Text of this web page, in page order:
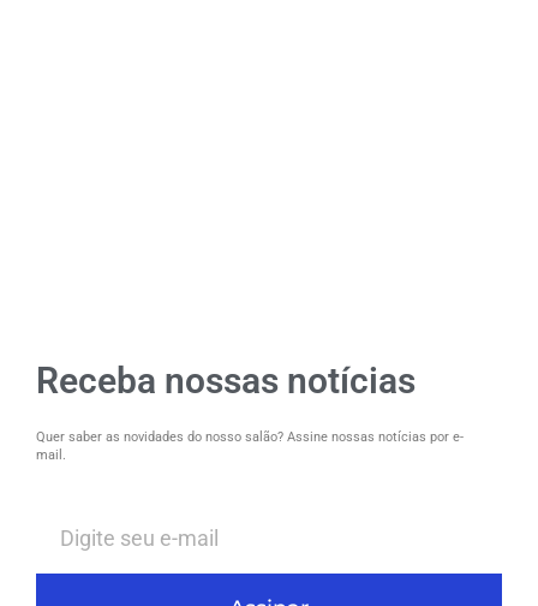
Receba nossas notícias
Quer saber as novidades do nosso salão? Assine nossas notícias por e-
mail.